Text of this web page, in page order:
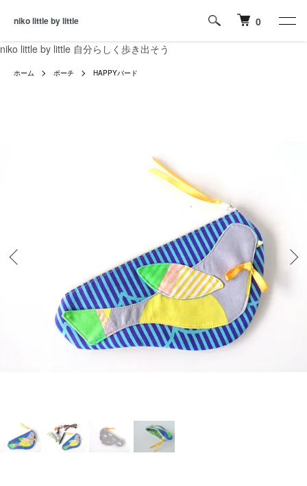
niko little by little 自分らしく歩き出そう
niko little by little 0
ホーム ポーチ HAPPYバード